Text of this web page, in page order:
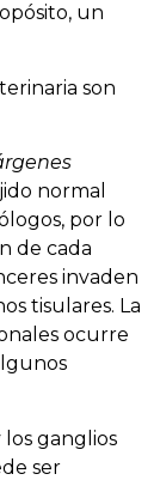
un
son
normal
por lo
de cada
invaden
tisulares. La
ocurre
ganglios
ser